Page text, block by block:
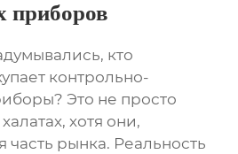
приборов
кто
контрольно-
? Это не просто
хотя они,
часть рынка. Реальность